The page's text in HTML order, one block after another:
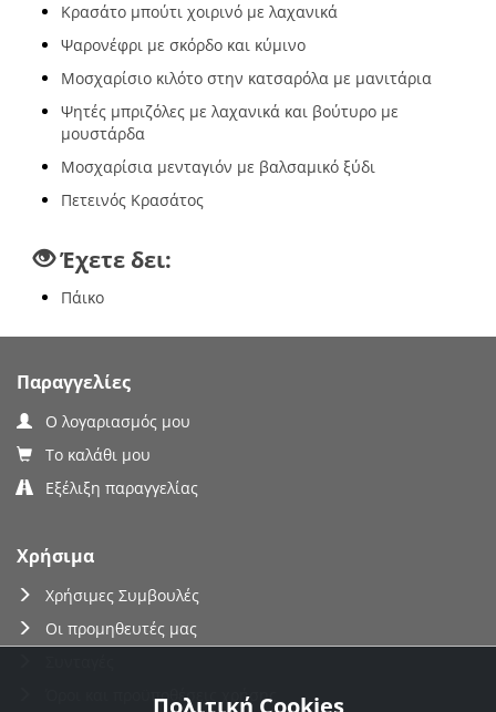
Κρασάτο μπούτι χοιρινό με λαχανικά
Ψαρονέφρι με σκόρδο και κύμινο
Μοσχαρίσιο κιλότο στην κατσαρόλα με μανιτάρια
Ψητές μπριζόλες με λαχανικά και βούτυρο με
μουστάρδα
Μοσχαρίσια μενταγιόν με βαλσαμικό ξύδι
Πετεινός Κρασάτος
Έχετε δει:
Πάικο
Παραγγελίες
Ο λογαριασμός μου
Το καλάθι μου
Εξέλιξη παραγγελίας
Χρήσιμα
Χρήσιμες Συμβουλές
Οι προμηθευτές μας
Όροι και προϋποθέσεις χρήσης
Πολιτική Cookies